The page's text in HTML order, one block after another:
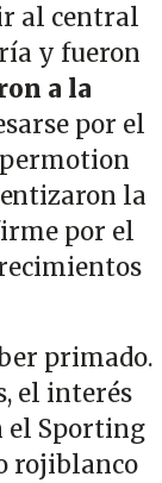
al central
y fueron
a la
por el
la
por el
primado.
el interés
el Sporting
rojiblanco